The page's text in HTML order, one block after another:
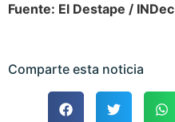
Fuente: El Destape / INDec
Comparte esta noticia